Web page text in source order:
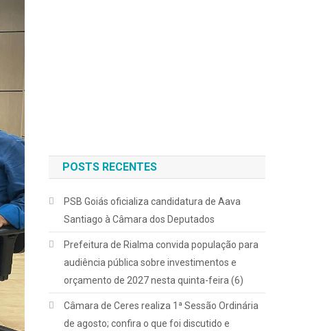
POSTS RECENTES
PSB Goiás oficializa candidatura de Aava
Santiago à Câmara dos Deputados
Prefeitura de Rialma convida população para
audiência pública sobre investimentos e
orçamento de 2027 nesta quinta-feira (6)
Câmara de Ceres realiza 1ª Sessão Ordinária
de agosto; confira o que foi discutido e